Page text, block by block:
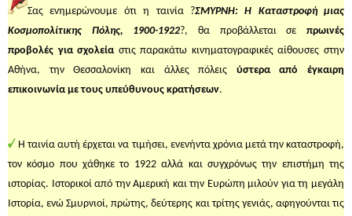
Σας ενημερώνουμε ότι η ταινία ?ΣΜΥΡΝΗ: Η Καταστροφή μιας
Κοσμοπολίτικης Πόλης, 1900-1922?, θα προβάλλεται σεπρωινές
προβολές για σχολείαστις παρακάτω κινηματογραφικές αίθουσες στην
Αθήνα, την Θεσσαλονίκη και άλλες πόλεις ύστερα από έγκαιρη
επικοινωνία με τους υπεύθυνους κρατήσεων.
H ταινία αυτή έρχεται να τιμήσει, ενενήντα χρόνια μετά την καταστροφή,
τον κόσμο που χάθηκε το 1922 αλλά και συγχρόνως την επιστήμη της
ιστορίας. Ιστορικοί από την Αμερική και την Ευρώπη μιλούν για τη μεγάλη
Ιστορία, ενώ Σμυρνιοί, πρώτης, δεύτερης και τρίτης γενιάς, αφηγούνται τις